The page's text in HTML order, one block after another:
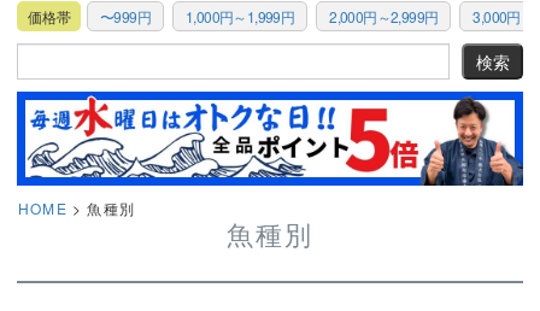
価格帯 〜999円 1,000円～1,999円 2,000円～2,999円 3,000円～
HOME 魚種別
魚種別